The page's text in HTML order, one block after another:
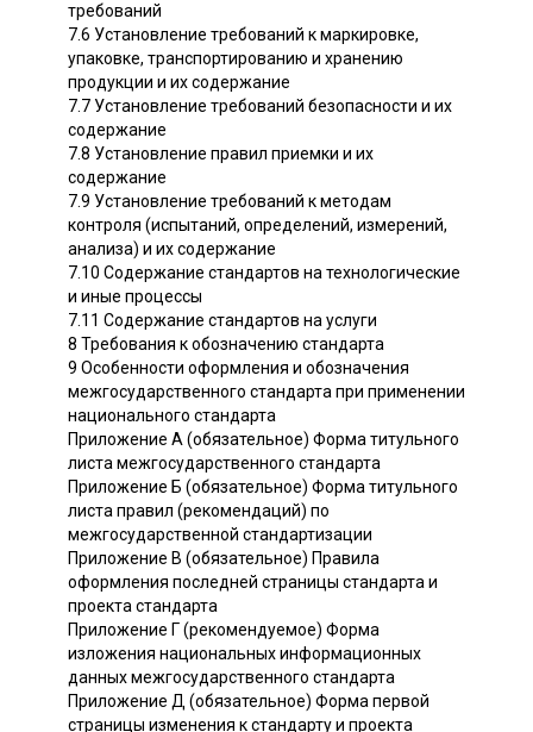
требований
7.6 Установление требований к маркировке,
упаковке, транспортированию и хранению
продукции и их содержание
7.7 Установление требований безопасности и их
содержание
7.8 Установление правил приемки и их
содержание
7.9 Установление требований к методам
контроля (испытаний, определений, измерений,
анализа) и их содержание
7.10 Содержание стандартов на технологические
и иные процессы
7.11 Содержание стандартов на услуги
8 Требования к обозначению стандарта
9 Особенности оформления и обозначения
межгосударственного стандарта при применении
национального стандарта
Приложение А (обязательное) Форма титульного
листа межгосударственного стандарта
Приложение Б (обязательное) Форма титульного
листа правил (рекомендаций) по
межгосударственной стандартизации
Приложение В (обязательное) Правила
оформления последней страницы стандарта и
проекта стандарта
Приложение Г (рекомендуемое) Форма
изложения национальных информационных
данных межгосударственного стандарта
Приложение Д (обязательное) Форма первой
страницы изменения к стандарту и проекта